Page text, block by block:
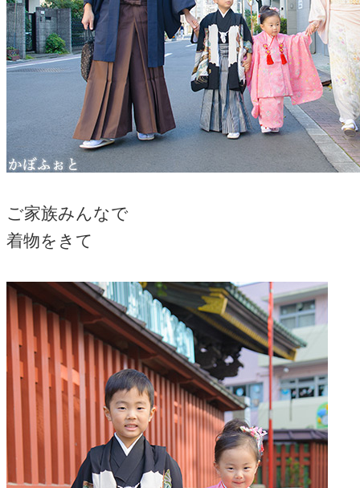
ご家族みんなで
着物をきて